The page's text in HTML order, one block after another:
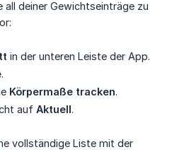
deiner Gewichtseinträge zu
in der unteren Leiste der App.
.
Körpermaße tracken.
auf Aktuell.
vollständige Liste mit der